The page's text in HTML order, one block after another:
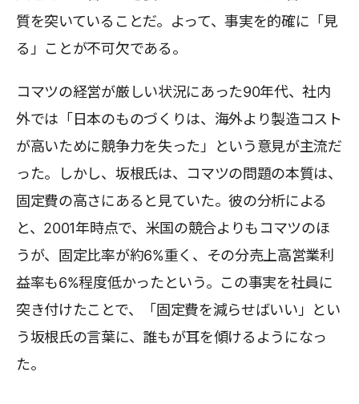
質を突いていることだ。よって、事実を的確に「見
る」ことが不可欠である。
コマツの経営が厳しい状況にあった90年代、社内
外では「日本のものづくりは、海外より製造コスト
が高いために競争力を失った」という意見が主流だ
った。しかし、坂根氏は、コマツの問題の本質は、
固定費の高さにあると見ていた。彼の分析による
と、2001年時点で、米国の競合よりもコマツのほ
うが、固定比率が約6%重く、その分売上高営業利
益率も6%程度低かったという。この事実を社員に
突き付けたことで、「固定費を減らせばいい」とい
う坂根氏の言葉に、誰もが耳を傾けるようになっ
た。